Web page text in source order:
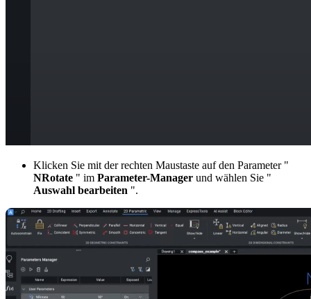
Klicken Sie mit der rechten Maustaste auf den Parameter "
NRotate " im Parameter-Manager und wählen Sie "
Auswahl bearbeiten ".